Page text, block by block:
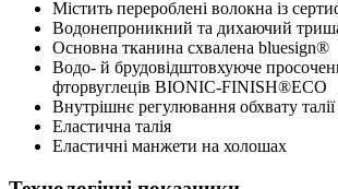
Містить перероблені волокна із
Водонепроникний та дихаючий
Основна тканина схвалена bluesign®
Водо- й брудовідштовхуюче
фторвуглеців BIONIC-FINISH®ECO
Внутрішнє регулювання обхвату талії
Еластична талія
Еластичні манжети на холошах